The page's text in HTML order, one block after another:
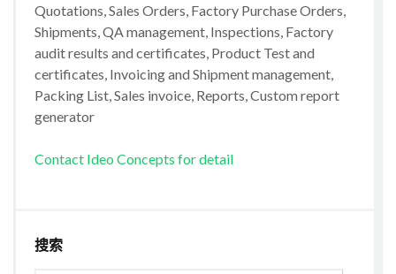
Quotations, Sales Orders, Factory Purchase Orders,
Shipments, QA management, Inspections, Factory
audit results and certificates, Product Test and
certificates, Invoicing and Shipment management,
Packing List, Sales invoice, Reports, Custom report
generator
Contact Ideo Concepts for detail
搜索